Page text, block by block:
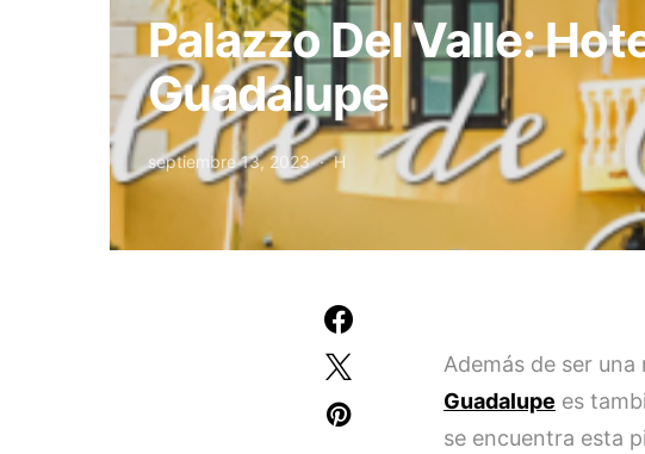
Palazzo Del Valle:
Guadalupe
septiembre 13, 2023 H
Además de ser
Guadalupe es
se encuentra esta